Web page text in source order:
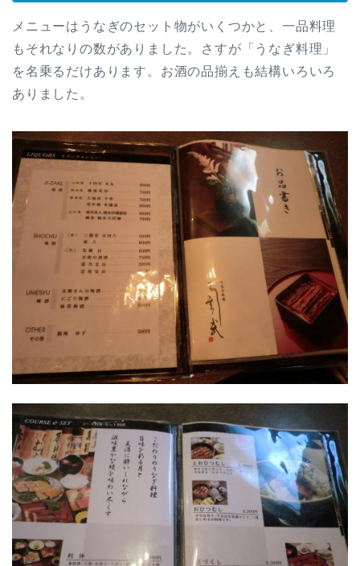
メニューはうなぎのセット物がいくつかと、一品料理
もそれなりの数がありました。さすが「うなぎ料理」
を名乗るだけあります。お酒の品揃えも結構いろいろ
ありました。